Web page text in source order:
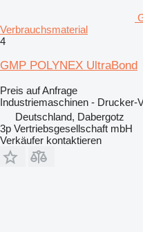
Verbrauchsmaterial
4
GMP POLYNEX UltraBond
Preis auf Anfrage
Industriemaschinen - Drucker-
Deutschland, Dabergotz
3p Vertriebsgesellschaft mbH
Verkäufer kontaktieren